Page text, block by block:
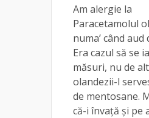
Am alergie la
Paracetamolul
numa’ când aud
Era cazul să se
măsuri, nu de
olandezii-l
de mentosane.
că-i învață și pe